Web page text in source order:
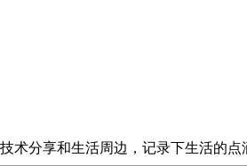
术分享和生活周边，记录下生活的点